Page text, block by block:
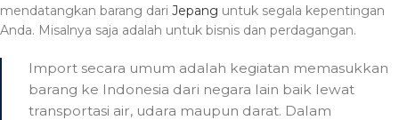
mendatangkan barang dari Jepang untuk segala kepentingan
Anda. Misalnya saja adalah untuk bisnis dan perdagangan.
Import secara umum adalah kegiatan memasukkan
barang ke Indonesia dari negara lain baik lewat
transportasi air, udara maupun darat. Dalam